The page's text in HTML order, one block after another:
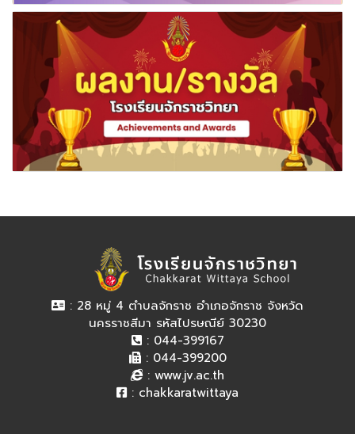
: 28 หมู่ 4 ตำบลจักราช อำเภอจักราช จังหวัด
นครราชสีมา รหัสไปรษณีย์ 30230
: 044-399167
: 044-399200
: www.jv.ac.th
: chakkaratwittaya